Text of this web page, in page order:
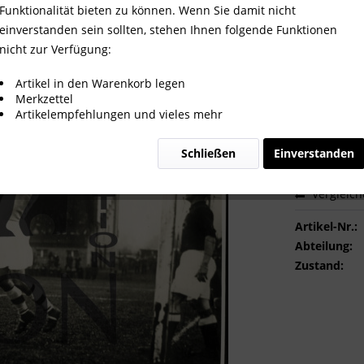
1899" Meister,
Sofort
Artikel-Nr.:
Abteilung:
Zustand:
Funktionalität bieten zu können. Wenn Sie damit nicht
einverstanden sein sollten, stehen Ihnen folgende Funktionen
nicht zur Verfügung:
Artikel in den Warenkorb legen
Merkzettel
Artikelempfehlungen und vieles mehr
Einverstanden
Schließen